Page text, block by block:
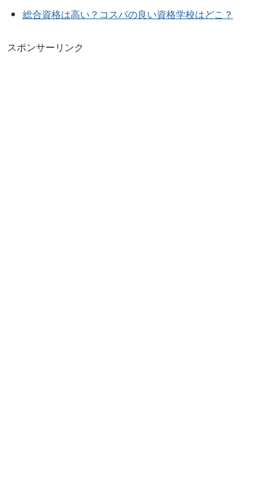
総合資格は高い？コスパの良い資格学校はどこ？
スポンサーリンク